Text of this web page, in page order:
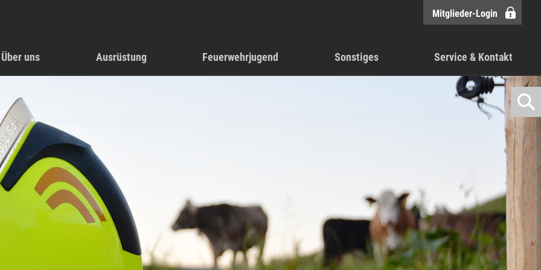
Über uns Ausrüstung Feuerwehrjugend Sonstiges Service & Kontakt
Mitglieder-Login